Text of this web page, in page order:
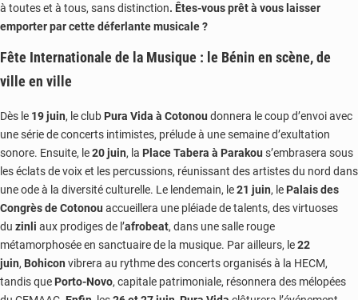
à toutes et à tous, sans distinction. Êtes-vous prêt à vous laisser
emporter par cette déferlante musicale ?
Fête Internationale de la Musique : le Bénin en scène, de
ville en ville
Dès le 19 juin, le club Pura Vida à Cotonou donnera le coup d’envoi avec
une série de concerts intimistes, prélude à une semaine d’exultation
sonore. Ensuite, le20 juin, la Place Tabera à Parakou s’embrasera sous
les éclats de voix et les percussions, réunissant des artistes du nord dans
une ode à la diversité culturelle. Le lendemain, le21 juin, le Palais des
Congrès de Cotonou accueillera une pléiade de talents, des virtuoses
du zinli aux prodiges de l’afrobeat, dans une salle rouge
métamorphosée en sanctuaire de la musique. Par ailleurs, le22
juin, Bohicon vibrera au rythme des concerts organisés à la HECM,
tandis que Porto-Novo, capitale patrimoniale, résonnera des mélopées